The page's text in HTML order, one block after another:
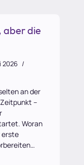
aber die
2026
an der
–
Woran
erste